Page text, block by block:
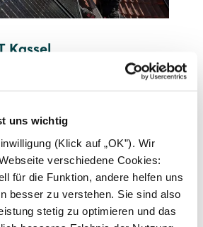
uns wichtig
(Klick auf „OK”). Wir
verschiedene Cookies:
für die Funktion, andere helfen uns
besser zu verstehen. Sie sind also
stetig zu optimieren und das
Kassel